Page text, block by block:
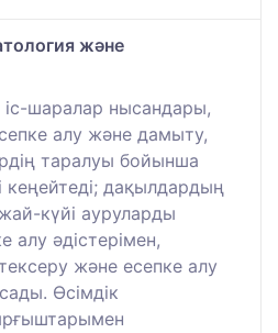
және
іс-шаралар нысандары,
алу және дамыту,
таралуы бойынша
кеңейтеді; дақылдардың
күйі ауруларды
алу әдістерімен,
және есепке алу
Өсімдік